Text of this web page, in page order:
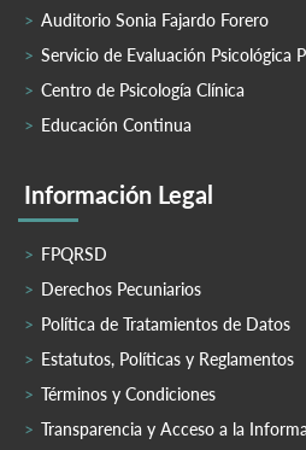
Auditorio Sonia Fajardo Forero
Servicio de Evaluación Psicológica
Centro de Psicología Clínica
Educación Continua
Información Legal
FPQRSD
Derechos Pecuniarios
Política de Tratamientos de Datos
Estatutos, Políticas y Reglamentos
Términos y Condiciones
Transparencia y Acceso a la